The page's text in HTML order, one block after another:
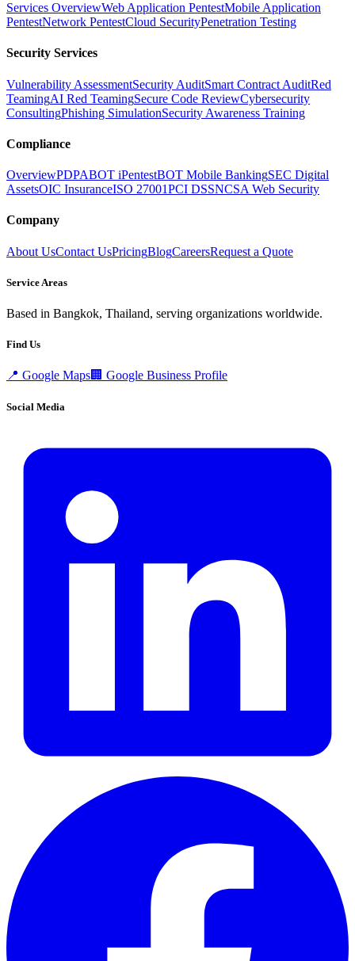
Services OverviewWeb Application PentestMobile Application
PentestNetwork PentestCloud SecurityPenetration Testing
Security Services
Vulnerability AssessmentSecurity AuditSmart Contract AuditRed
TeamingAI Red TeamingSecure Code ReviewCybersecurity
ConsultingPhishing SimulationSecurity Awareness Training
Compliance
OverviewPDPABOT iPentestBOT Mobile BankingSEC Digital
AssetsOIC InsuranceISO 27001PCI DSSNCSA Web Security
Company
About UsContact UsPricingBlogCareersRequest a Quote
Service Areas
Based in Bangkok, Thailand, serving organizations worldwide.
Find Us
📍 Google Maps🏢 Google Business Profile
Social Media